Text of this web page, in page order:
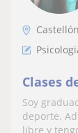
Clases
Soy
deporte.
libre y